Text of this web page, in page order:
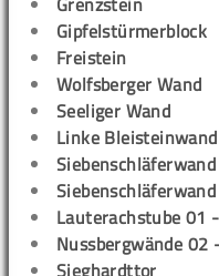
Gipfelstürmerblock
Freistein
Wolfsberger Wand
Seeliger Wand
Linke Bleisteinwand
Lauterachstube 01
Nussbergwände 02
Sieghardttor